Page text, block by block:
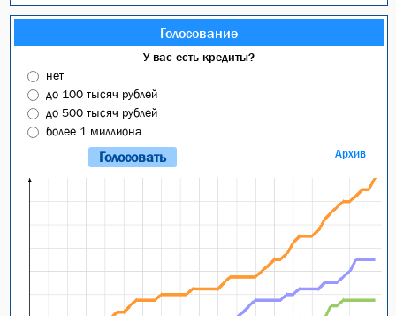
Голосование
У вас есть кредиты?
нет
до 100 тысяч рублей
до 500 тысяч рублей
более 1 миллиона
Архив